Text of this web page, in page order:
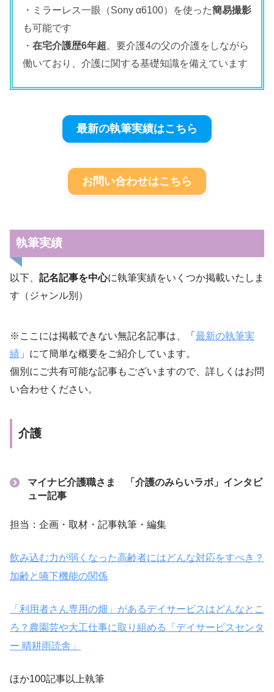
・ミラーレス一眼（Sony α6100）を使った簡易撮影
も可能です
・ 在宅介護歴6年超。要介護4の父の介護をしながら
働いており、介護に関する基礎知識を備えています
最新の執筆実績はこちら
お問い合わせはこちら
執筆実績
以下、 記名記事を中心に執筆実績をいくつか掲載いたしま
す（ジャンル別）
※ここには掲載できない無記名記事は、「 最新の執筆実
績 」にて簡単な概要をご紹介しています。
個別にご共有可能な記事もございますので、詳しくはお問
い合わせください。
介護
マイナビ介護職さま 「介護のみらいラボ」インタビ
ュー記事
担当：企画・取材・記事執筆・編集
飲み込む力が弱くなった高齢者にはどんな対応をすべき？
加齢と嚥下機能の関係
「利用者さん専用の畑」があるデイサービスはどんなとこ
ろ？農園芸や大工仕事に取り組める「デイサービスセンタ
ー 晴耕雨読舎」
ほか100記事以上執筆